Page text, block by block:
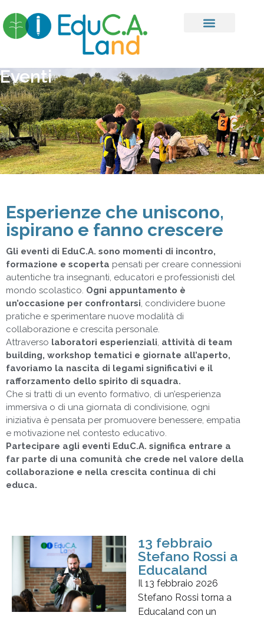
Eventi
Esperienze che uniscono,
ispirano e fanno crescere
Gli eventi di EduC.A. sono momenti di incontro,
formazione e scoperta pensati per creare connessioni
autentiche tra insegnanti, educatori e professionisti del
mondo scolastico. Ogni appuntamento è
un’occasione per confrontarsi, condividere buone
pratiche e sperimentare nuove modalità di
collaborazione e crescita personale.
Attraverso laboratori esperienziali, attività di team
building, workshop tematici e giornate all’aperto,
favoriamo la nascita di legami significativi e il
rafforzamento dello spirito di squadra.
Che si tratti di un evento formativo, di un’esperienza
immersiva o di una giornata di condivisione, ogni
iniziativa è pensata per promuovere benessere, empatia
e motivazione nel contesto educativo.
Partecipare agli eventi EduC.A. significa entrare a
far parte di una comunità che crede nel valore della
collaborazione e nella crescita continua di chi
educa.
13 febbraio
Stefano Rossi a
Educaland
Il 13 febbraio 2026
Stefano Rossi torna a
Educaland con un